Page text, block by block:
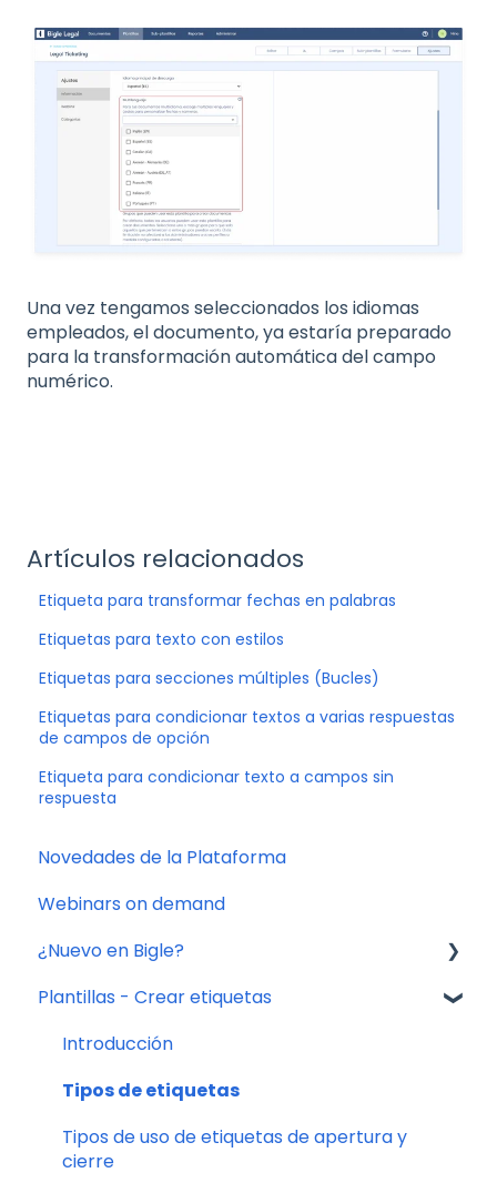
Una vez tengamos seleccionados los idiomas
empleados, el documento, ya estaría preparado
para la transformación automática del campo
numérico.
Artículos relacionados
Etiqueta para transformar fechas en palabras
Etiquetas para texto con estilos
Etiquetas para secciones múltiples (Bucles)
Etiquetas para condicionar textos a varias respuestas
de campos de opción
Etiqueta para condicionar texto a campos sin
respuesta
Novedades de la Plataforma
Webinars on demand
¿Nuevo en Bigle?
0. Introducción
1. Creación de plantilla
2. Creación de campos
3. Creación de formularios
Plantillas - Crear etiquetas
Introducción
Tipos de etiquetas
Tipos de uso de etiquetas de apertura y
cierre